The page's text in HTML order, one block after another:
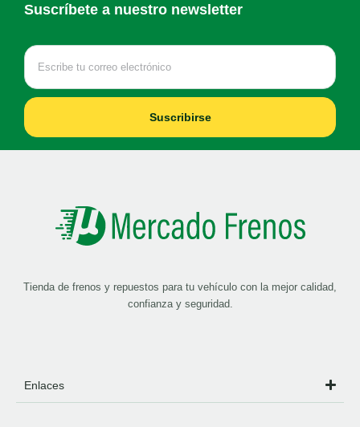
Suscríbete a nuestro newsletter
Suscribirse
Tienda de frenos y repuestos para tu vehículo con la mejor calidad,
confianza y seguridad.
Enlaces